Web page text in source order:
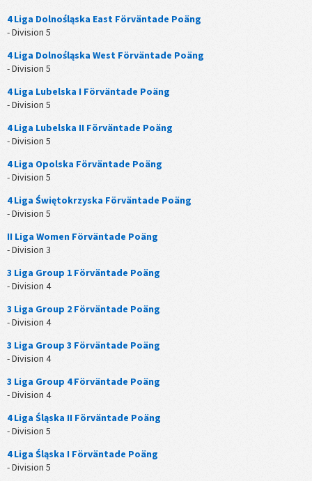
4 Liga Dolnośląska East Förväntade Poäng
- Division 5
4 Liga Dolnośląska West Förväntade Poäng
- Division 5
4 Liga Lubelska I Förväntade Poäng
- Division 5
4 Liga Lubelska II Förväntade Poäng
- Division 5
4 Liga Opolska Förväntade Poäng
- Division 5
4 Liga Świętokrzyska Förväntade Poäng
- Division 5
II Liga Women Förväntade Poäng
- Division 3
3 Liga Group 1 Förväntade Poäng
- Division 4
3 Liga Group 2 Förväntade Poäng
- Division 4
3 Liga Group 3 Förväntade Poäng
- Division 4
3 Liga Group 4 Förväntade Poäng
- Division 4
4 Liga Śląska II Förväntade Poäng
- Division 5
4 Liga Śląska I Förväntade Poäng
- Division 5